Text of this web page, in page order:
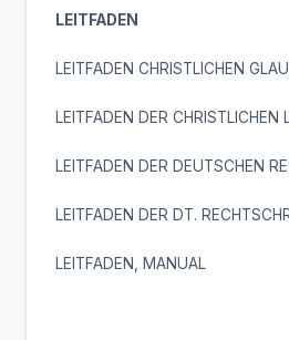
LEITFADEN
LEITFADEN CHRISTLICHEN
LEITFADEN DER CHRISTLICHEN
LEITFADEN DER DEUTSCHEN
LEITFADEN DER DT.
LEITFADEN, MANUAL